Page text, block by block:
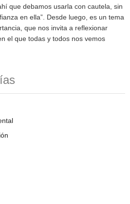
que debamos usarla con cautela, sin
en ella”. Desde luego, es un tema
que nos invita a reflexionar
el que todas y todos nos vemos